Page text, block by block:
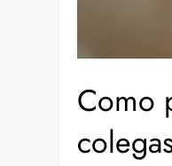
Como